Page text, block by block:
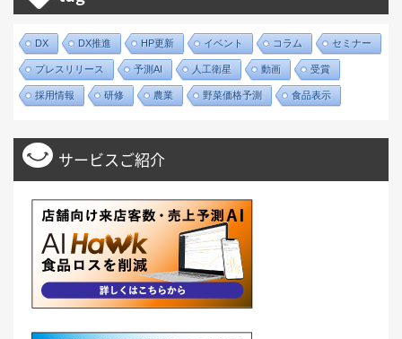
DX DX推進 HP更新 イベント コラム セミナー
プレスリリース 予測AI 人工衛星 動画 受賞
採用情報 研修 農業 野菜価格予測 食品表示
サービスご紹介